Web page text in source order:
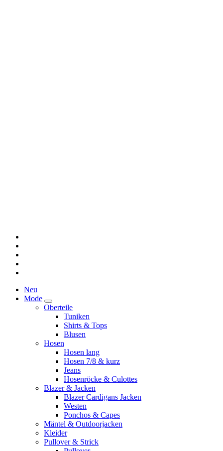
Neu
Mode
Oberteile
Tuniken
Shirts & Tops
Blusen
Hosen
Hosen lang
Hosen 7/8 & kurz
Jeans
Hosenröcke & Culottes
Blazer & Jacken
Blazer Cardigans Jacken
Westen
Ponchos & Capes
Mäntel & Outdoorjacken
Kleider
Pullover & Strick